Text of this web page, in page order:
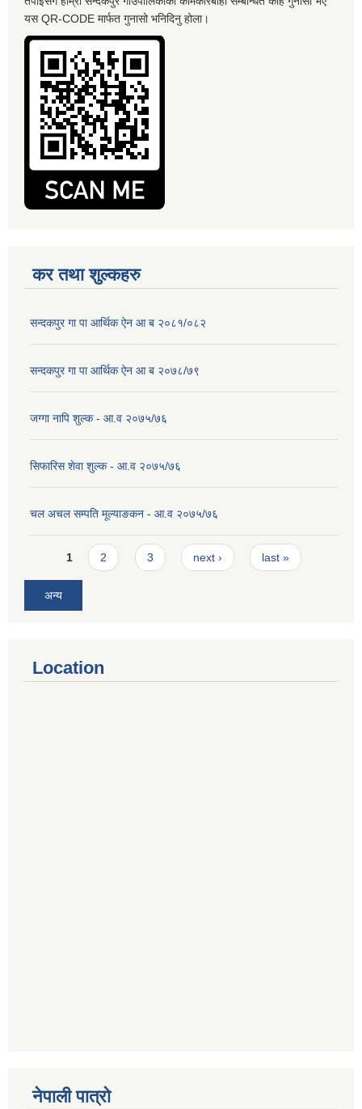
यस QR-CODE मार्फत गुनासो भनिदिनु होला।
कर तथा शुल्कहरु
सन्दकपुर गा पा आर्थिक ऐन आ ब २०८१/०८२
सन्दकपुर गा पा आर्थिक ऐन आ ब २०७८/७९
जग्गा नापि शुल्क - आ.व २०७५/७६
सिफारिस शेवा शुल्क - आ.व २०७५/७६
चल अचल सम्पति मूल्याङकन - आ.व २०७५/७६
Pages
1 2 3 next › last »
अन्य
Location
नेपाली पात्रो